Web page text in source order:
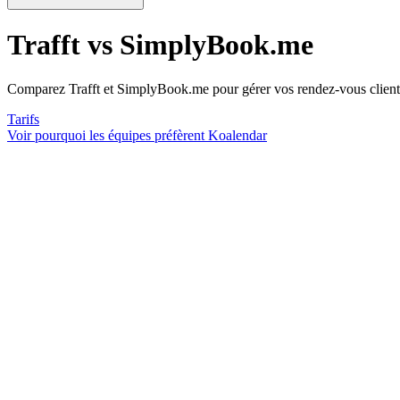
Trafft vs SimplyBook.me
Comparez Trafft et SimplyBook.me pour gérer vos rendez-vous
Tarifs
Voir pourquoi les équipes préfèrent Koalendar